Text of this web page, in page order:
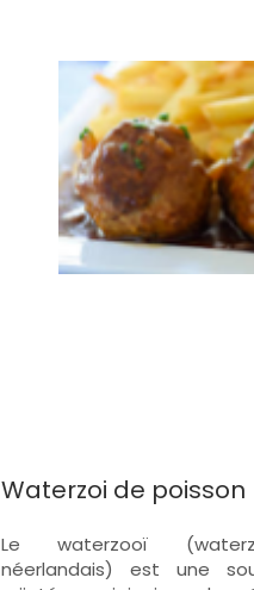
Waterzoi de poisson
Le waterzooï
néerlandais) est une